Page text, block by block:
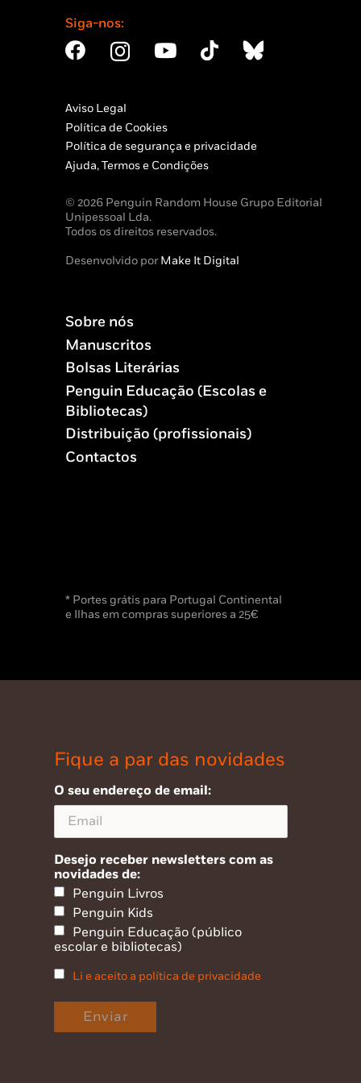
Siga-nos:
Aviso Legal
Política de Cookies
Política de segurança e privacidade
Ajuda, Termos e Condições
© 2026 Penguin Random House Grupo Editorial
Unipessoal Lda.
Todos os direitos reservados.
Desenvolvido porMake It Digital
Sobre nós
Manuscritos
Bolsas Literárias
Penguin Educação (Escolas e
Bibliotecas)
Distribuição (profissionais)
Contactos
* Portes grátis para Portugal Continental
e Ilhas em compras superiores a 25€
Fique a par das novidades
O seu endereço de email:
Desejo receber newsletters com as
novidades de:
Penguin Livros
Penguin Kids
Penguin Educação (público
escolar e bibliotecas)
Li e aceito a política de privacidade